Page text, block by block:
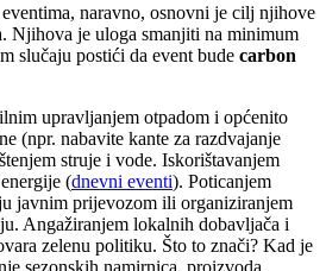
naravno, osnovni je cilj njihove
Njihova je uloga smanjiti na minimum
slučaju postići da event bude carbon
upravljanjem otpadom i općenito
(npr. nabavite kante za razdvajanje
struje i vode. Iskorištavanjem
(dnevni eventi). Poticanjem
javnim prijevozom ili organiziranjem
Angažiranjem lokalnih dobavljača i
zelenu politiku. Što to znači? Kad je
sezonskih namirnica, proizvoda